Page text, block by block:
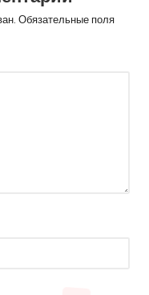
Обязательные поля